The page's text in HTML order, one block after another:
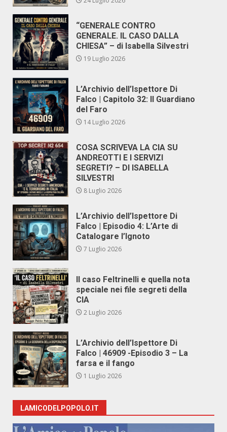
“GENERALE CONTRO
GENERALE. IL CASO DALLA
CHIESA” – di Isabella Silvestri
19 Luglio 2026
L’Archivio dell’Ispettore Di
Falco | Capitolo 32: Il Guardiano
del Faro
14 Luglio 2026
COSA SCRIVEVA LA CIA SU
ANDREOTTI E I SERVIZI
SEGRETI? – DI ISABELLA
SILVESTRI
8 Luglio 2026
L’Archivio dell’Ispettore Di
Falco | Episodio 4: L’Arte di
Catalogare l’Ignoto
7 Luglio 2026
Il caso Feltrinelli e quella nota
speciale nei file segreti della
CIA
2 Luglio 2026
L’Archivio dell’Ispettore Di
Falco | 46909 -Episodio 3 – La
farsa e il fango
1 Luglio 2026
LAMICODELPOPOLO.IT